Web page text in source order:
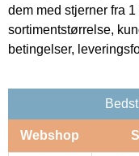
dem med stjerner fra
sortimentstørrelse,
betingelser,
Webshop